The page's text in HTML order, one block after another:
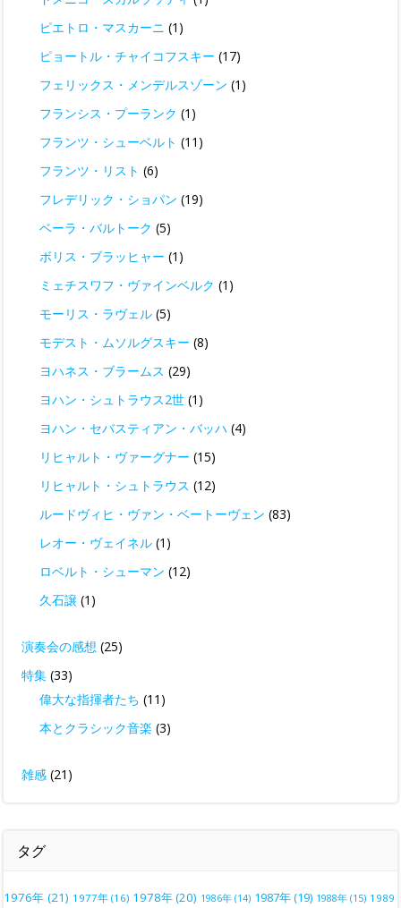
ピエトロ・マスカーニ (1)
ピョートル・チャイコフスキー (17)
フェリックス・メンデルスゾーン (1)
フランシス・プーランク (1)
フランツ・シューベルト (11)
フランツ・リスト (6)
フレデリック・ショパン (19)
ベーラ・バルトーク (5)
ボリス・ブラッヒャー (1)
ミェチスワフ・ヴァインベルク (1)
モーリス・ラヴェル (5)
モデスト・ムソルグスキー (8)
ヨハネス・ブラームス (29)
ヨハン・シュトラウス2世 (1)
ヨハン・セバスティアン・バッハ (4)
リヒャルト・ヴァーグナー (15)
リヒャルト・シュトラウス (12)
ルードヴィヒ・ヴァン・ベートーヴェン (83)
レオー・ヴェイネル (1)
ロベルト・シューマン (12)
久石譲 (1)
演奏会の感想 (25)
特集 (33)
偉大な指揮者たち (11)
本とクラシック音楽 (3)
雑感 (21)
タグ
1976年 (21) 1977年 (16) 1978年(20) 1986年 (14) 1987年(19) 1988年 (15) 1989